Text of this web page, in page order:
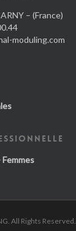
– (France)
moduling.com
All Rights Reserved.